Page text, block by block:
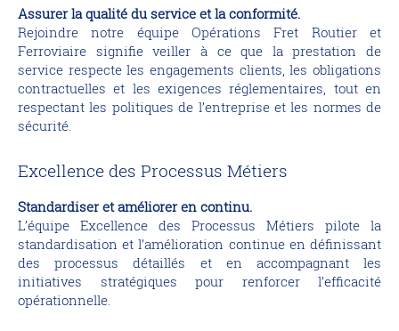
Assurer la qualité du service et la conformité.
Rejoindre notre équipe Opérations Fret Routier et
Ferroviaire signifie veiller à ce que la prestation de
service respecte les engagements clients, les obligations
contractuelles et les exigences réglementaires, tout en
respectant les politiques de l’entreprise et les normes de
sécurité.
Excellence des Processus Métiers
Standardiser et améliorer en continu.
L’équipe Excellence des Processus Métiers pilote la
standardisation et l’amélioration continue en définissant
des processus détaillés et en accompagnant les
initiatives stratégiques pour renforcer l’efficacité
opérationnelle.